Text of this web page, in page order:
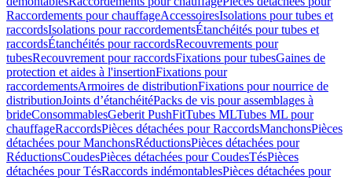
Raccordements pour chauffageAccessoiresIsolations pour tubes et
raccordsIsolations pour raccordementsÉtanchéités pour tubes et
raccordsÉtanchéités pour raccordsRecouvrements pour
tubesRecouvrement pour raccordsFixations pour tubesGaines de
protection et aides à l'insertionFixations pour
raccordementsArmoires de distributionFixations pour nourrice de
distributionJoints d’étanchéitéPacks de vis pour assemblages à
brideConsommablesGeberit PushFitTubes MLTubes ML pour
chauffageRaccordsPièces détachées pour RaccordsManchonsPièces
détachées pour ManchonsRéductionsPièces détachées pour
RéductionsCoudesPièces détachées pour CoudesTésPièces
détachées pour TésRaccords indémontablesPièces détachées pour